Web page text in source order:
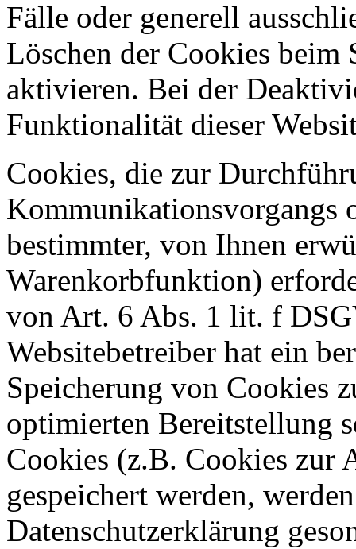
Fälle oder generell
Löschen der Cookies beim
aktivieren. Bei der
Funktionalität dieser
Cookies, die zur
Kommunikationsvorgangs
bestimmter, von Ihnen
Warenkorbfunktion)
von Art. 6 Abs. 1 lit. f
Websitebetreiber hat ein
Speicherung von Cookies
optimierten Bereitstellung
Cookies (z.B. Cookies zur
gespeichert werden,
Datenschutzerklärung